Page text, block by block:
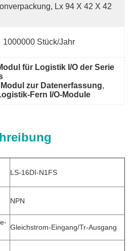
Lx 94 X 42 X 42
1000000 Stück/Jahr
für Logistik I/O der Serie
Modul zur Datenerfassung,
Fern I/O-Module
LS-16DI-N1FS
NPN
Gleichstrom-Eingang/Tr-Ausgang